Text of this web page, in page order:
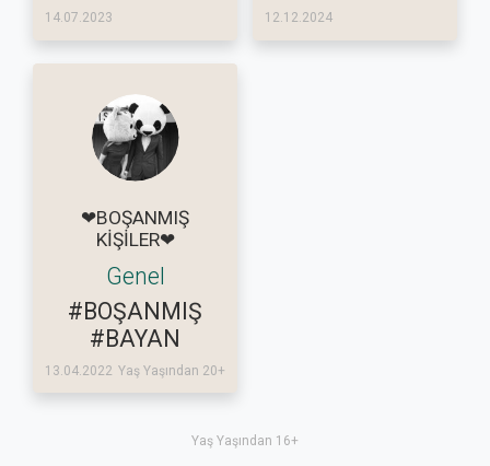
14.07.2023 12.12.2024
❤BOŞANMIŞ
KİŞİLER❤
Genel
#BOŞANMIŞ
#BAYAN
13.04.2022 Yaş Yaşından 20+
Yaş Yaşından 16+